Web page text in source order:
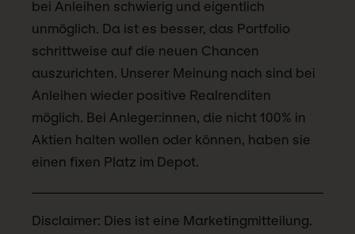
bei Anleihen schwierig und eigentlich
unmöglich. Da ist es besser, das Portfolio
schrittweise auf die neuen Chancen
auszurichten. Unserer Meinung nach sind bei
Anleihen wieder positive Realrenditen
möglich. Bei Anleger:innen, die nicht 100% in
Aktien halten wollen oder können, haben sie
einen fixen Platz im Depot.
Disclaimer: Dies ist eine Marketingmitteilung.